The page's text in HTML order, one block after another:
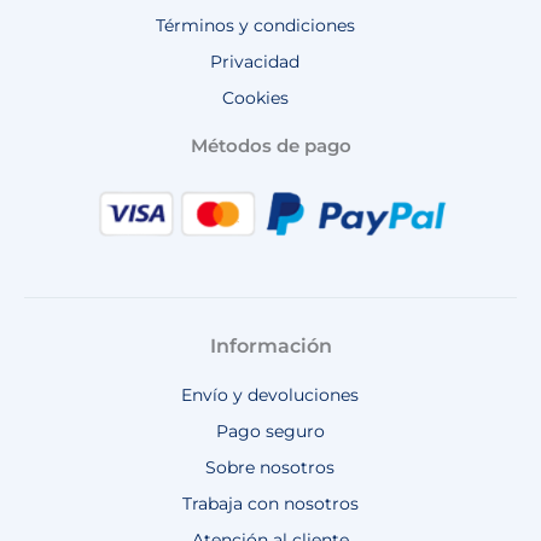
Términos y condiciones
Privacidad
Cookies
Métodos de pago
Información
Envío y devoluciones
Pago seguro
Sobre nosotros
Trabaja con nosotros